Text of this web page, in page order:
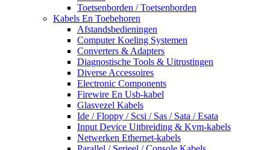
Toetsenborden / Toetsenborden
Kabels En Toebehoren
Afstandsbedieningen
Computer Koeling Systemen
Converters & Adapters
Diagnostische Tools & Uitrustingen
Diverse Accessoires
Electronic Components
Firewire En Usb-kabel
Glasvezel Kabels
Ide / Floppy / Scsi / Sas / Sata / Esata
Input Device Uitbreiding & Kvm-kabels
Netwerken Ethernet-kabels